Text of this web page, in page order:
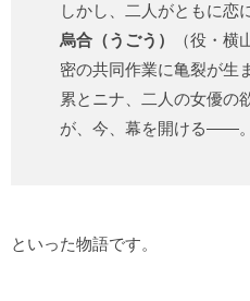
しかし、二人がともに恋
烏合（うごう）
（役・
密の共同作業に亀裂が生
累とニナ、二人の女優の
が、今、幕を開ける――
といった物語です。